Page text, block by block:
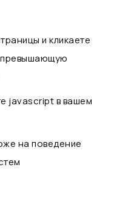
и кликаете
javascript в вашем
на поведение